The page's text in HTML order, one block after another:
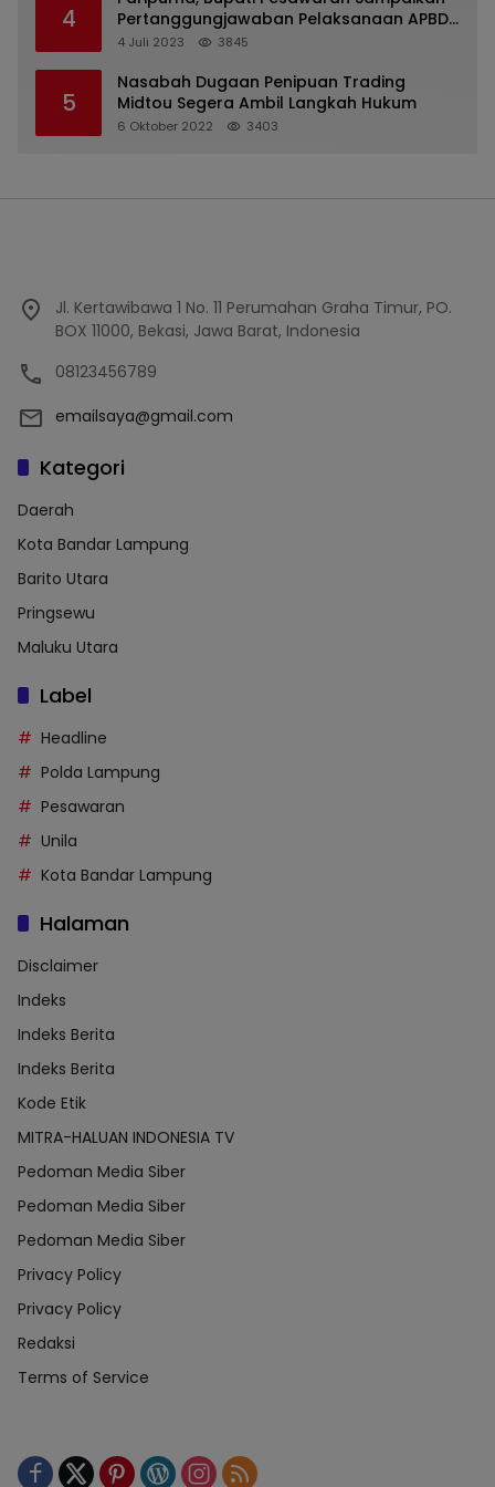
4
Pertanggungjawaban Pelaksanaan APBD
2022
4 Juli 2023 3845
5
Nasabah Dugaan Penipuan Trading
Midtou Segera Ambil Langkah Hukum
6 Oktober 2022 3403
Jl. Kertawibawa 1 No. 11 Perumahan Graha Timur, PO.
BOX 11000, Bekasi, Jawa Barat, Indonesia
08123456789
emailsaya@gmail.com
Kategori
Daerah
Kota Bandar Lampung
Barito Utara
Pringsewu
Maluku Utara
Label
Headline
Polda Lampung
Pesawaran
Unila
Kota Bandar Lampung
Halaman
Disclaimer
Indeks
Indeks Berita
Indeks Berita
Kode Etik
MITRA-HALUAN INDONESIA TV
Pedoman Media Siber
Pedoman Media Siber
Pedoman Media Siber
Privacy Policy
Privacy Policy
Redaksi
Terms of Service